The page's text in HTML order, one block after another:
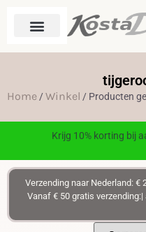
Home /Winkel / Producten
Krijg 10% korting bij
Verzending naar Nederland: €
Vanaf € 50 gratis